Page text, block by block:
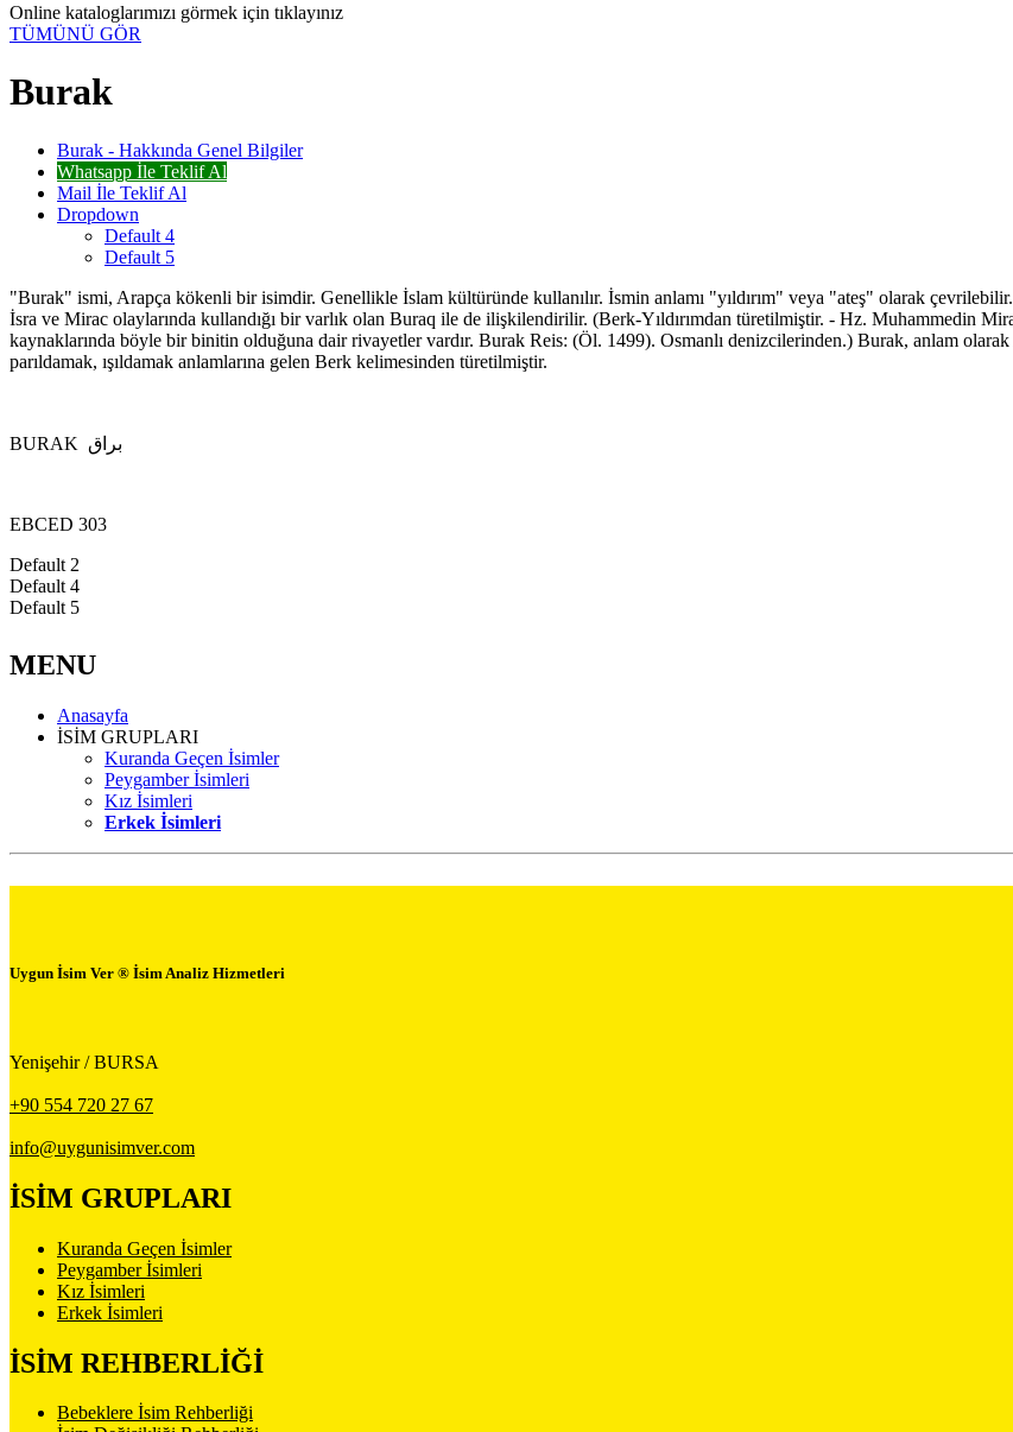
Online kataloglarımızı görmek için tıklayınız
TÜMÜNÜ GÖR
Burak
Burak - Hakkında Genel Bilgiler
Whatsapp İle Teklif Al
Mail İle Teklif Al
Dropdown
Default 4
Default 5
"Burak" ismi, Arapça kökenli bir isimdir. Genellikle İslam kültüründe kullanılır. İsmin anlamı "yıldırım" veya "ateş" olarak
İsra ve Mirac olaylarında kullandığı bir varlık olan Buraq ile de ilişkilendirilir. (Berk-Yıldırımdan türetilmiştir. - Hz. Muhammedin
kaynaklarında böyle bir binitin olduğuna dair rivayetler vardır. Burak Reis: (Öl. 1499). Osmanlı denizcilerinden.) Burak, anlam
parıldamak, ışıldamak anlamlarına gelen Berk kelimesinden türetilmiştir.
BURAK براق
EBCED 303
Default 2
Default 4
Default 5
MENU
Anasayfa
İSİM GRUPLARI
Kuranda Geçen İsimler
Peygamber İsimleri
Kız İsimleri
Erkek İsimleri
Uygun İsim Ver ® İsim Analiz Hizmetleri
Yenişehir / BURSA
+90 554 720 27 67
info@uygunisimver.com
İSİM GRUPLARI
Kuranda Geçen İsimler
Peygamber İsimleri
Kız İsimleri
Erkek İsimleri
İSİM REHBERLİĞİ
Bebeklere İsim Rehberliği